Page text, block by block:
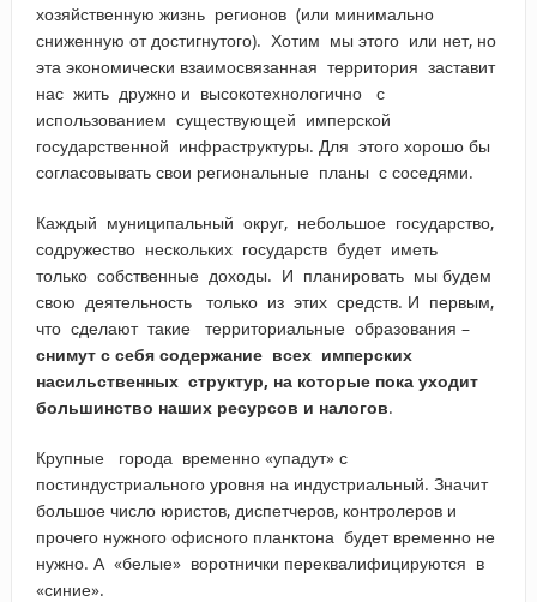
хозяйственную жизнь регионов (или минимально
сниженную от достигнутого). Хотим мы этого или нет, но
эта экономически взаимосвязанная территория заставит
нас жить дружно и высокотехнологично с
использованием существующей имперской
государственной инфраструктуры. Для этого хорошо бы
согласовывать свои региональные планы с соседями.
Каждый муниципальный округ, небольшое государство,
содружество нескольких государств будет иметь
только собственные доходы. И планировать мы будем
свою деятельность только из этих средств. И первым,
что сделают такие территориальные образования –
снимут с себя содержание всех имперских
насильственных структур, на которые пока уходит
большинство наших ресурсов и налогов.
Крупные города временно «упадут» с
постиндустриального уровня на индустриальный. Значит
большое число юристов, диспетчеров, контролеров и
прочего нужного офисного планктона будет временно не
нужно. А «белые» воротнички переквалифицируются в
«синие».